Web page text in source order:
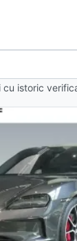
cu istoric